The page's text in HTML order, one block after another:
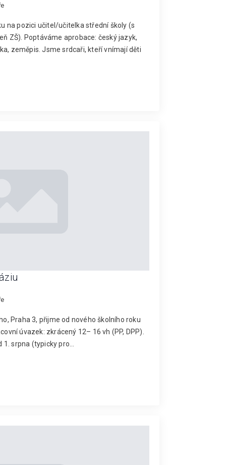
na pozici učitel/učitelka střední školy (s
ZŠ). Poptáváme aprobace: český jazyk,
zeměpis. Jsme srdcaři, kteří vnímají děti
Praha 3, přijme od nového školního roku
úvazek: zkrácený 12– 16 vh (PP, DPP).
srpna (typicky pro…